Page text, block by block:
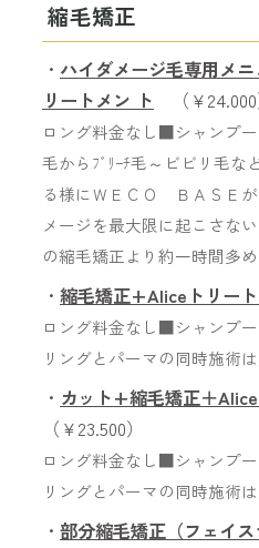
縮毛矯正
・ ハイダメージ毛専用メ
リートメン ト （￥24.000
ロング料金なし■シャンプ
毛からﾌﾞﾘｰﾁ毛～ビビリ毛な
る様にＷＥＣＯ ＢＡＳＥ
メージを最大限に起こさな
の縮毛矯正より約一時間多
・ 縮毛矯正+Aliceトリー
ロング料金なし■シャンプ
リングとパーマの同時施術
・ カット+縮毛矯正＋
（￥23.500）
ロング料金なし■シャンプ
リングとパーマの同時施術
・ 部分縮毛矯正（フェイス